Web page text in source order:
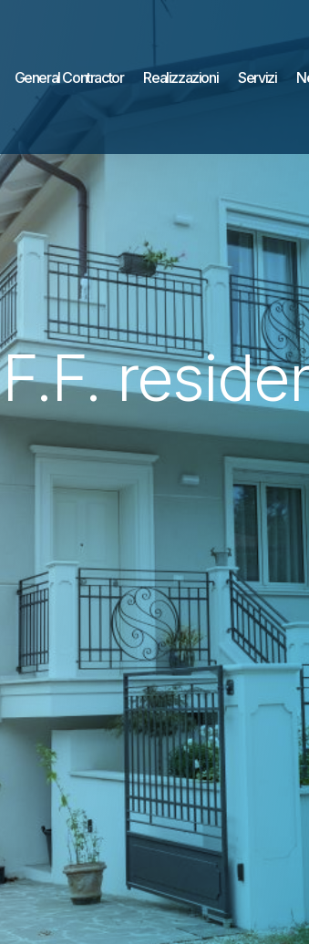
General Contractor Realizzazioni Servizi
F.F.